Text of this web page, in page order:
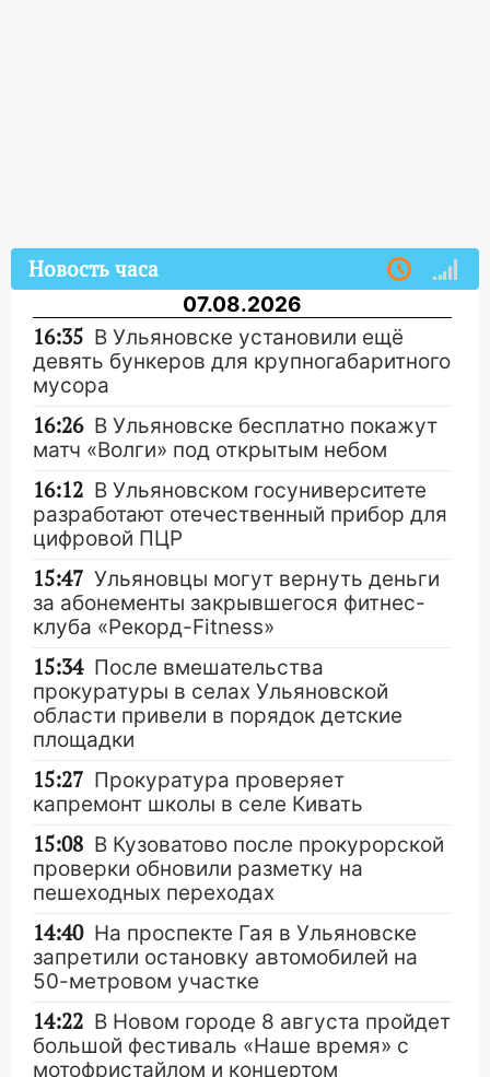
Новость часа
07.08.2026
16:35 В Ульяновске установили ещё
девять бункеров для крупногабаритного
мусора
16:26 В Ульяновске бесплатно покажут
матч «Волги» под открытым небом
16:12 В Ульяновском госуниверситете
разработают отечественный прибор для
цифровой ПЦР
15:47 Ульяновцы могут вернуть деньги
за абонементы закрывшегося фитнес-
клуба «Рекорд-Fitness»
15:34 После вмешательства
прокуратуры в селах Ульяновской
области привели в порядок детские
площадки
15:27 Прокуратура проверяет
капремонт школы в селе Кивать
15:08 В Кузоватово после прокурорской
проверки обновили разметку на
пешеходных переходах
14:40 На проспекте Гая в Ульяновске
запретили остановку автомобилей на
50-метровом участке
14:22 В Новом городе 8 августа пройдет
большой фестиваль «Наше время» с
мотофристайлом и концертом